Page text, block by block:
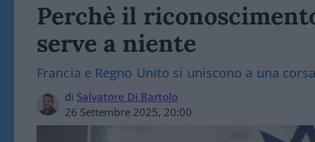
Perchè il
serve a niente
Francia e Regno Unito si uniscono a una
di Salvatore Di Bartolo
26 Settembre 2025, 20:00